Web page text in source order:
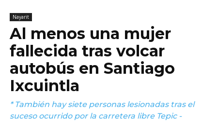
Nayarit
Al menos una mujer
fallecida tras volcar
autobús en Santiago
Ixcuintla
* También hay siete personas lesionadas tras el
suceso ocurrido por la carretera libre Tepic -